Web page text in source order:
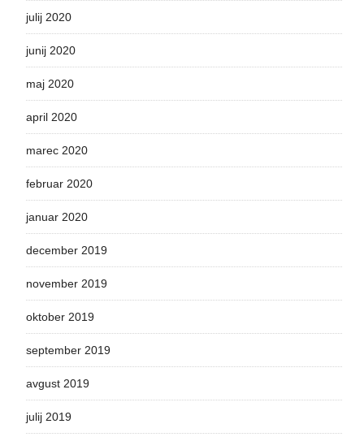
julij 2020
junij 2020
maj 2020
april 2020
marec 2020
februar 2020
januar 2020
december 2019
november 2019
oktober 2019
september 2019
avgust 2019
julij 2019